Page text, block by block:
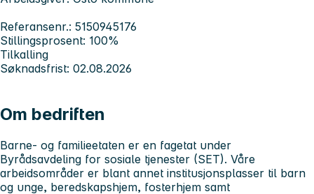
Referansenr.: 5150945176
Stillingsprosent: 100%
Tilkalling
Søknadsfrist: 02.08.2026
Om bedriften
Barne- og familieetaten er en fagetat under
Byrådsavdeling for sosiale tjenester (SET). Våre
arbeidsområder er blant annet institusjonsplasser til barn
og unge, beredskapshjem, fosterhjem samt